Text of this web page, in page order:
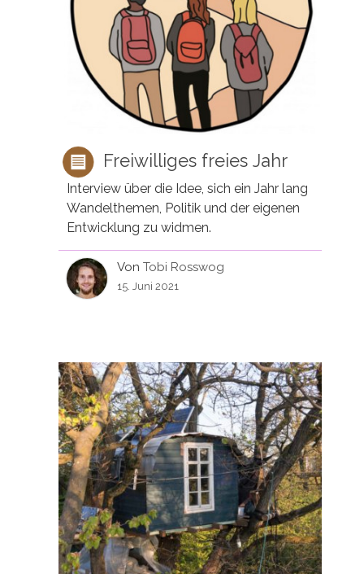
Freiwilliges freies Jahr
Interview über die Idee, sich ein Jahr lang
Wandelthemen, Politik und der eigenen
Entwicklung zu widmen.
VonTobi Rosswog
15. Juni 2021